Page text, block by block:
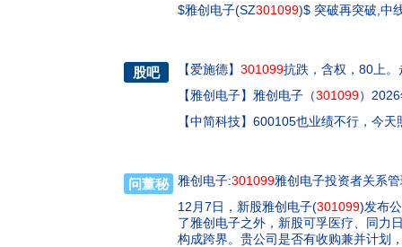
$雅创电子(SZ301099)$ 突破再突破,中
股吧 【爱施德】 301099抗跌，含权，80上
【雅创电子】 雅创电子（301099）
【中简科技】 600105也业绩不行，今天
问董秘 雅创电子:301099雅创电子投资者关系
12月7日，新股雅创电子(301099)发布
了雅创电子之外，新股可孚医疗、同力
构成跨界。贵公司是否有收购兼并计划